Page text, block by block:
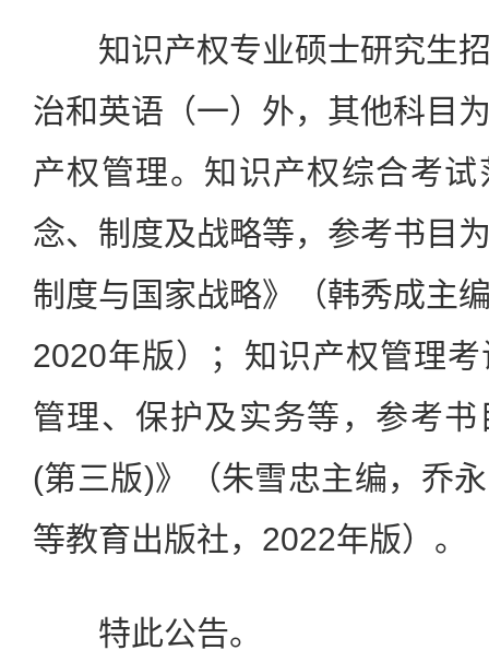
知识产权专业硕士研究生招
治和英语（一）外，其他科目
产权管理。知识产权综合考
念、制度及战略等，参考书目
制度与国家战略》（韩秀成主
2020年版）；知识产权管理
管理、保护及实务等，参考
(第三版)》（朱雪忠主编，乔
等教育出版社，2022年版）。
特此公告。